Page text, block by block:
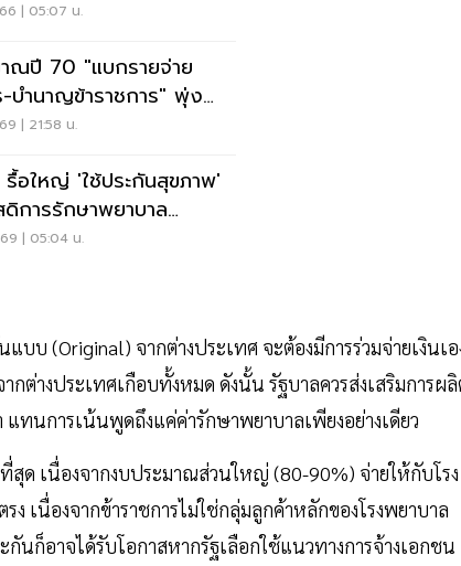
| 05:07 น.
ณปี 70 "แบกรายจ่าย
บำนาญข้าราชการ" พุ่ง
ล้าน
| 21:58 น.
รื้อใหญ่ 'ใช้ประกันสุขภาพ'
การรักษาพยาบาล
ร | 05:04 น.
บ (Original) จากต่างประเทศ จะต้องมีการร่วมจ่ายเงินเอ
ต่างประเทศเกือบทั้งหมด ดังนั้น รัฐบาลควรส่งเสริมการผ
นการเน้นพูดถึงแค่ค่ารักษาพยาบาลเพียงอย่างเดียว
สุด เนื่องจากงบประมาณส่วนใหญ่ (80-90%) จ่ายให้กับโรง
เนื่องจากข้าราชการไม่ใช่กลุ่มลูกค้าหลักของโรงพยาบาล
ก็อาจได้รับโอกาสหากรัฐเลือกใช้แนวทางการจ้างเอกชน